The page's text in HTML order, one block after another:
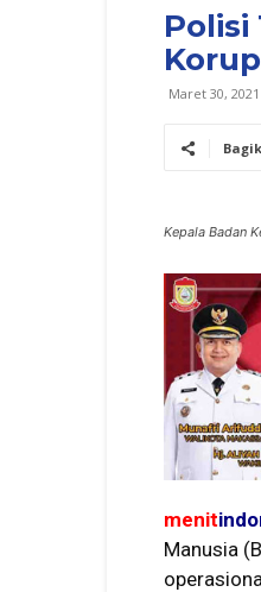
Polisi
Maret 30, 2021
Kepala Badan
menit
Manusia